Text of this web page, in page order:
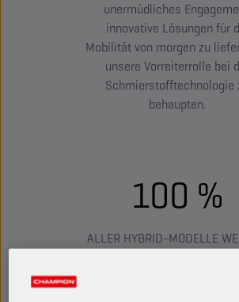
unermüdliches
innovative Lösungen für
Mobilität von morgen zu
unsere Vorreiterrolle bei
Schmierstofftechnologie
behaupten.
100 %
ALLER HYBRID-MODELLE